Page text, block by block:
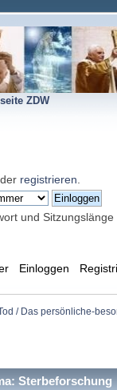
ZDW
registrieren
und Sitzungslänge
Einloggen
/ Das persönliche-
Sterbeforschung